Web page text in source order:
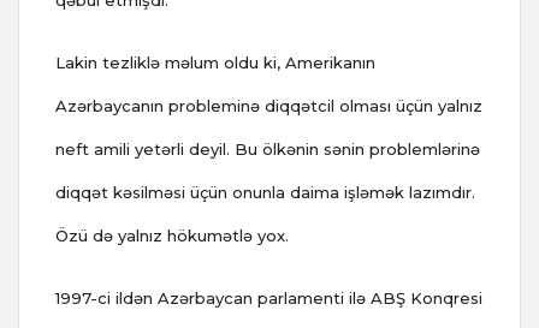
Lakin tezliklə məlum oldu ki, Amerikanın
Azərbaycanın probleminə diqqətcil olması üçün yalnız
neft amili yetərli deyil. Bu ölkənin sənin problemlərinə
diqqət kəsilməsi üçün onunla daima işləmək lazımdır.
Özü də yalnız hökumətlə yox.
1997-ci ildən Azərbaycan parlamenti ilə ABŞ Konqresi